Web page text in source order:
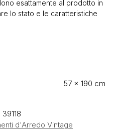
esattamente al prodotto in
lo stato e le caratteristiche
57 × 190 cm
39118
d'Arredo Vintage